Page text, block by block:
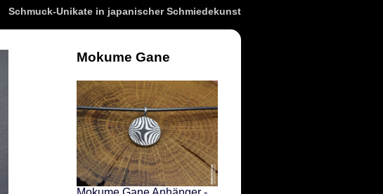
Schmuck-Unikate in japanischer Schmiedekunst
Mokume Gane